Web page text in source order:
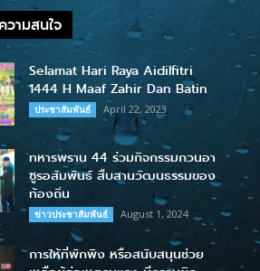
วามสนใจ
Selamat Hari Raya Aidilfitri
1444 H Maaf Zahir Dan Batin
ประชาสัมพันธ์ April 22, 2023
ทหารพราน 44 ร่วมกิจกรรมกวนอา
ซูรอสัมพันธ์ สืบสานวัฒนธรรมของ
ท้องถิ่น
ข่าวประชาสัมพันธ์ August 1, 2024
การให้ที่พักพิง หรือสนับสนุนช่วย